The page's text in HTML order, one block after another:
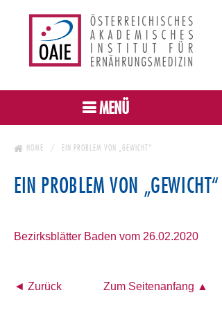
MENÜ
HOME EIN PROBLEM VON „GEWICHT“
EIN PROBLEM VON „GEWICHT“
Bezirksblätter Baden vom 26.02.2020
◄ Zurück Zum Seitenanfang ▲